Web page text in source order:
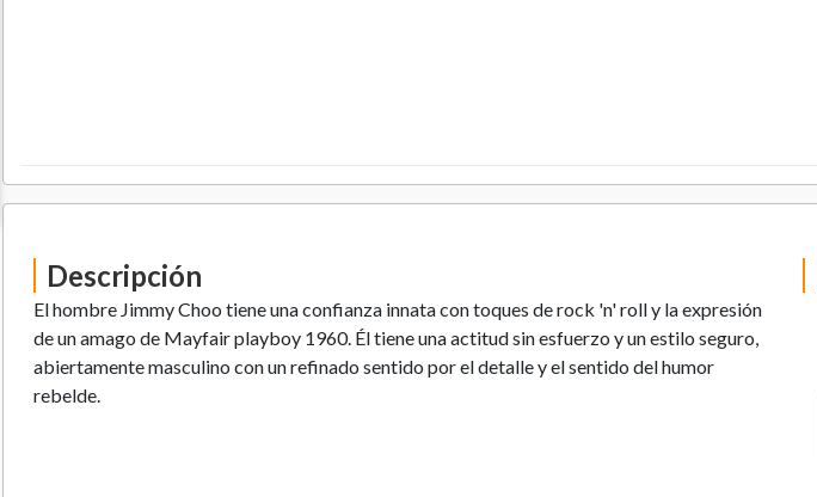
Descripción
El hombre Jimmy Choo tiene una confianza innata con toques de rock 'n' roll y la expresión
de un amago de Mayfair playboy 1960. Él tiene una actitud sin esfuerzo y un estilo seguro,
abiertamente masculino con un refinado sentido por el detalle y el sentido del humor
rebelde.